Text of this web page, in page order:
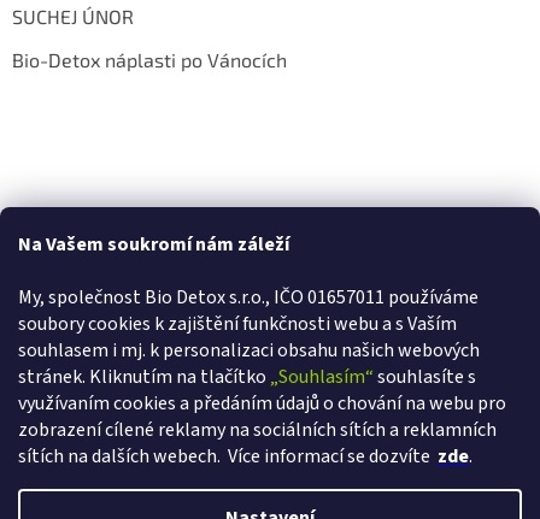
Na Vašem soukromí nám záleží
My, společnost Bio Detox s.r.o., IČO 01657011 používáme
soubory cookies k zajištění funkčnosti webu a s Vaším
souhlasem i mj. k personalizaci obsahu našich webových
stránek. Kliknutím na tlačítko „Souhlasím“souhlasíte s
využívaním cookies a předáním údajů o chování na webu pro
zobrazení cílené reklamy na sociálních sítích a reklamních
sítích na dalších webech. Více informací se dozvíte zde.
SUCHEJ ÚNOR
Bio-Detox náplasti po Vánocích